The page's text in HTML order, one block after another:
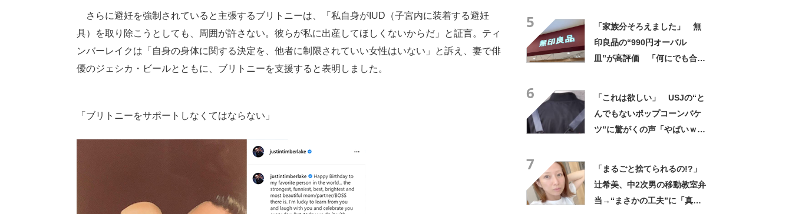
さらに避妊を強制されていると主張するブリトニーは、「私自身がIUD（子宮内に装着する避妊
具）を取り除こうとしても、周囲が許さない。彼らが私に出産してほしくないからだ」と証言。ティ
ンバーレイクは「自身の身体に関する決定を、他者に制限されていい女性はいない」と訴え、妻で俳
優のジェシカ・ビールとともに、ブリトニーを支援すると表明しました。
「ブリトニーをサポートしなくてはならない」
5
「家族分そろえました」 無
印良品の“990円オーバル
皿”が高評価 「何にでも合
6
「これは欲しい」 USJの“と
んでもないポップコーンバケ
ツ”に驚がくの声「やばいｗ
7
「まるごと捨てられるの!?」
辻希美、中2次男の移動教室弁
当→“まさかの工夫”に「真似